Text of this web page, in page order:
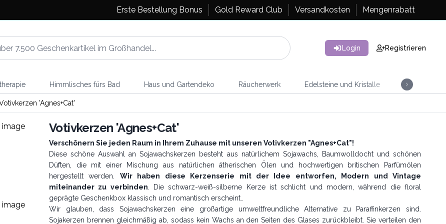
Erste Bestellung Bonus Gold Reward Club Versandkosten Mengenrabatt
Login Registrieren
Himmlisches fürs Bad Haus und Gartendeko Räucherwerk Edelsteine und Kristalle Artisan Tee
'Agnes+Cat'
Votivkerzen 'Agnes+Cat'
Verschönern Sie jeden Raum in Ihrem Zuhause mit unseren Votivkerzen "Agnes+Cat"!
Diese schöne Auswahl an Sojawachskerzen besteht aus natürlichem Sojawachs, Baumwolldocht und schönen
Düften, die mit einer Mischung aus natürlichen ätherischen Ölen und hochwertigen britischen Parfümölen
hergestellt werden. Wir haben diese Kerzenserie mit der Idee entworfen, Modern und Vintage
miteinander zu verbinden . Die schwarz-weiß-silberne Kerze ist schlicht und modern, während die floral
geprägte Geschenkbox klassisch und romantisch erscheint..
Wir glauben, dass Sojawachskerzen eine großartige umweltfreundliche Alternative zu Paraffinkerzen sind.
Sojakerzen brennen gleichmäßig ab, sodass kein Wachs an den Seiten des Glases zurückbleibt. Sie verteilen den